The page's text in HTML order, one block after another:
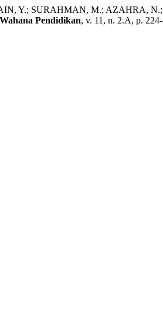
Y.; SURAHMAN, M.; AZAHRA, N.;
Pendidikan, v. 11, n. 2.A, p.